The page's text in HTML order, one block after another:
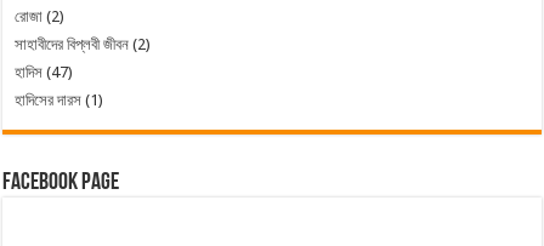
রোজা (2)
সাহাবীদের বিপ্লবী জীবন (2)
হাদিস (47)
হাদিসের দারস (1)
Facebook Page